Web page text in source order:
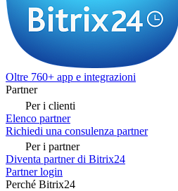
Oltre 760+ app e integrazioni
Partner
Per i clienti
Elenco partner
Richiedi una consulenza partner
Per i partner
Diventa partner di Bitrix24
Partner login
Perché Bitrix24